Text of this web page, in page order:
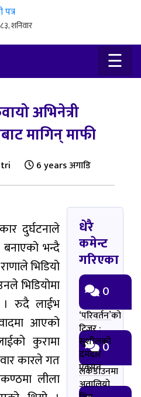
☰
अभिनेत्री
मागिन् माफी
6 years अगाडि
दुर्घटनाले
भन्दै
भिडियो
भिडियोमा
। रुदै लाईभ
आएको
कुरामा
कारले गत
लीला
धेरै
कमेन्ट
गरिएका
0
‘परिवर्तन’को
टिजर :
सुशीलको
दमदार
एक्सन
0
लकडाउनमा
अतालियो